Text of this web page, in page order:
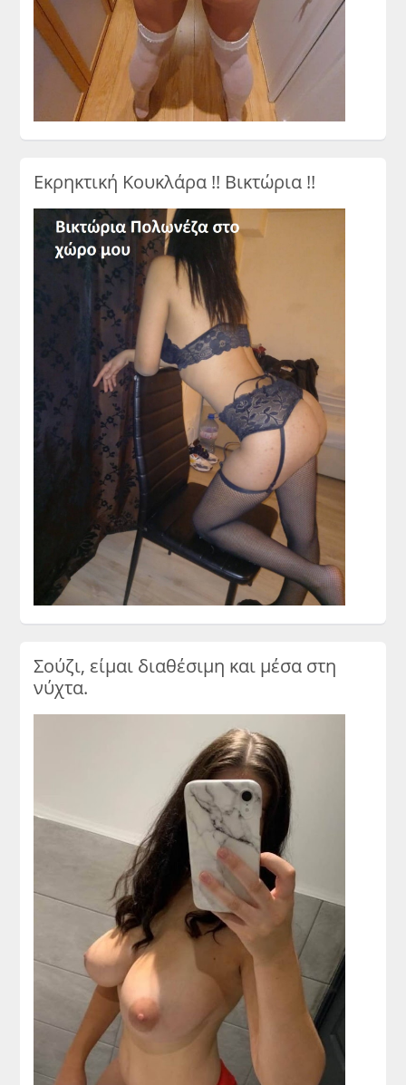
Εκρηκτική Κουκλάρα !! Βικτώρια !!
Σούζι, είμαι διαθέσιμη και μέσα στη
νύχτα.